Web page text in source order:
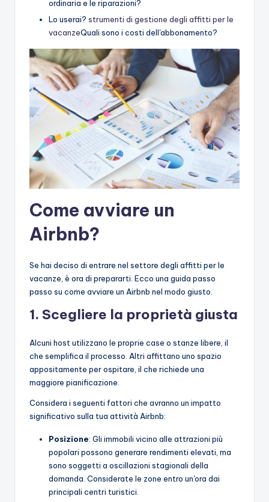
ordinaria e le riparazioni?
Lo userai? strumenti di gestione degli affitti per le
vacanzeQuali sono i costi dell'abbonamento?
Come avviare un
Airbnb?
Se hai deciso di entrare nel settore degli affitti per le
vacanze, è ora di prepararti. Ecco una guida passo
passo su come avviare un Airbnb nel modo giusto.
1. Scegliere la proprietà giusta
Alcuni host utilizzano le proprie case o stanze libere, il
che semplifica il processo. Altri affittano uno spazio
appositamente per ospitare, il che richiede una
maggiore pianificazione.
Considera i seguenti fattori che avranno un impatto
significativo sulla tua attività Airbnb:
Posizione: Gli immobili vicino alle attrazioni più
popolari possono generare rendimenti elevati, ma
sono soggetti a oscillazioni stagionali della
domanda. Considerate le zone entro un'ora dai
principali centri turistici.